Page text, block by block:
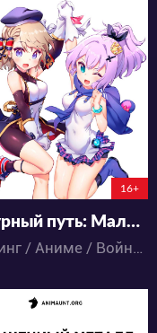
7203
19 8
11:17:12
16+
Лазурный путь: Малый вперёд! 2
Онгоинг / Аниме / Война / Комедия / Фантастика